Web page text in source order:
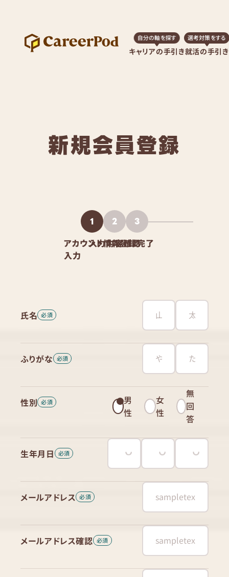
キャリアの手引き
自分の軸を探す
就活の手引き
選考対策をする
新規会員登録
1
アカウント情報
入力
2
入力内容確認
3
登録完了
氏名
ふりがな
性別
男
性
女
性
無
回
答
生年月日
メールアドレス
メールアドレス確認